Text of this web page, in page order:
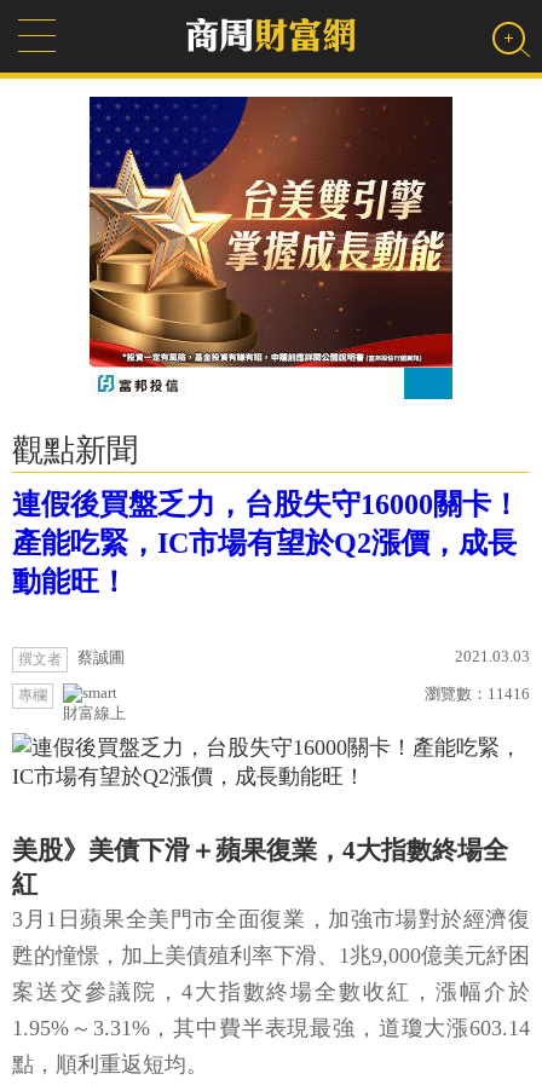
觀點新聞
連假後買盤乏力，台股失守16000關卡！
產能吃緊，IC市場有望於Q2漲價，成長
動能旺！
撰文者 蔡誠圃 2021.03.03
專欄
財富線上
瀏覽數： 11416
美股》美債下滑＋蘋果復業，4大指數終場全
3月1日蘋果全美門市全面復業，加強市場對於經濟復
甦的憧憬，加上美債殖利率下滑、1兆9,000億美元紓困
案送交參議院，4大指數終場全數收紅，漲幅介於
1.95%～3.31%，其中費半表現最強，道瓊大漲603.14
點，順利重返短均。